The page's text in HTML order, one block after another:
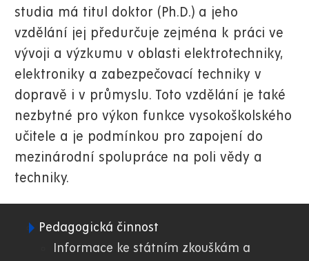
studia má titul doktor (Ph.D.) a jeho
vzdělání jej předurčuje zejména k práci ve
vývoji a výzkumu v oblasti elektrotechniky,
elektroniky a zabezpečovací techniky v
dopravě i v průmyslu. Toto vzdělání je také
nezbytné pro výkon funkce vysokoškolského
učitele a je podmínkou pro zapojení do
mezinárodní spolupráce na poli vědy a
techniky.
Pedagogická činnost
Informace ke státním zkouškám a